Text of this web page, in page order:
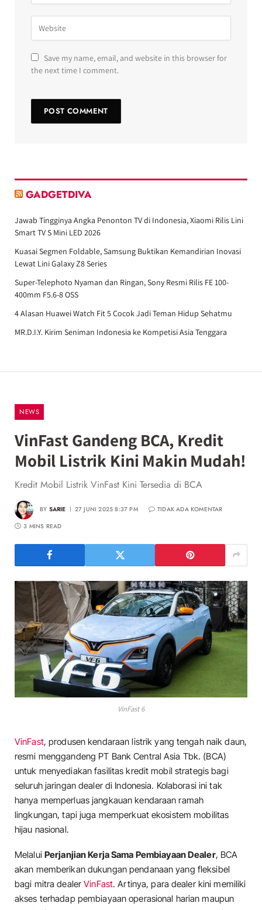
Save my name, email, and website in this browser for
the next time I comment.
GADGETDIVA
Jawab Tingginya Angka Penonton TV di Indonesia, Xiaomi Rilis Lini
Smart TV S Mini LED 2026
Kuasai Segmen Foldable, Samsung Buktikan Kemandirian Inovasi
Lewat Lini Galaxy Z8 Series
Super-Telephoto Nyaman dan Ringan, Sony Resmi Rilis FE 100-
400mm F5.6-8 OSS
4 Alasan Huawei Watch Fit 5 Cocok Jadi Teman Hidup Sehatmu
MR.D.I.Y. Kirim Seniman Indonesia ke Kompetisi Asia Tenggara
NEWS
VinFast Gandeng BCA, Kredit
Mobil Listrik Kini Makin Mudah!
Kredit Mobil Listrik VinFast Kini Tersedia di BCA
BY SARIE 27 JUNI 2025 8:37 PM
TIDAK ADA KOMENTAR
3 MINS READ
VinFast 6
VinFast, produsen kendaraan listrik yang tengah naik daun,
resmi menggandeng PT Bank Central Asia Tbk. (BCA)
untuk menyediakan fasilitas kredit mobil strategis bagi
seluruh jaringan dealer di Indonesia. Kolaborasi ini tak
hanya memperluas jangkauan kendaraan ramah
lingkungan, tapi juga memperkuat ekosistem mobilitas
hijau nasional.
Melalui Perjanjian Kerja Sama Pembiayaan Dealer, BCA
akan memberikan dukungan pendanaan yang fleksibel
bagi mitra dealerVinFast. Artinya, para dealer kini memiliki
akses terhadap pembiayaan operasional harian maupun